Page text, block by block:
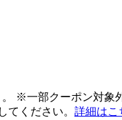
※一部クーポン対
てください。 詳細はこ